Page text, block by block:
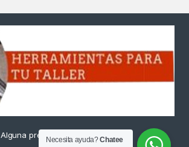
Alguna pregunta ? Llámanos
Necesita ayuda?Chatee